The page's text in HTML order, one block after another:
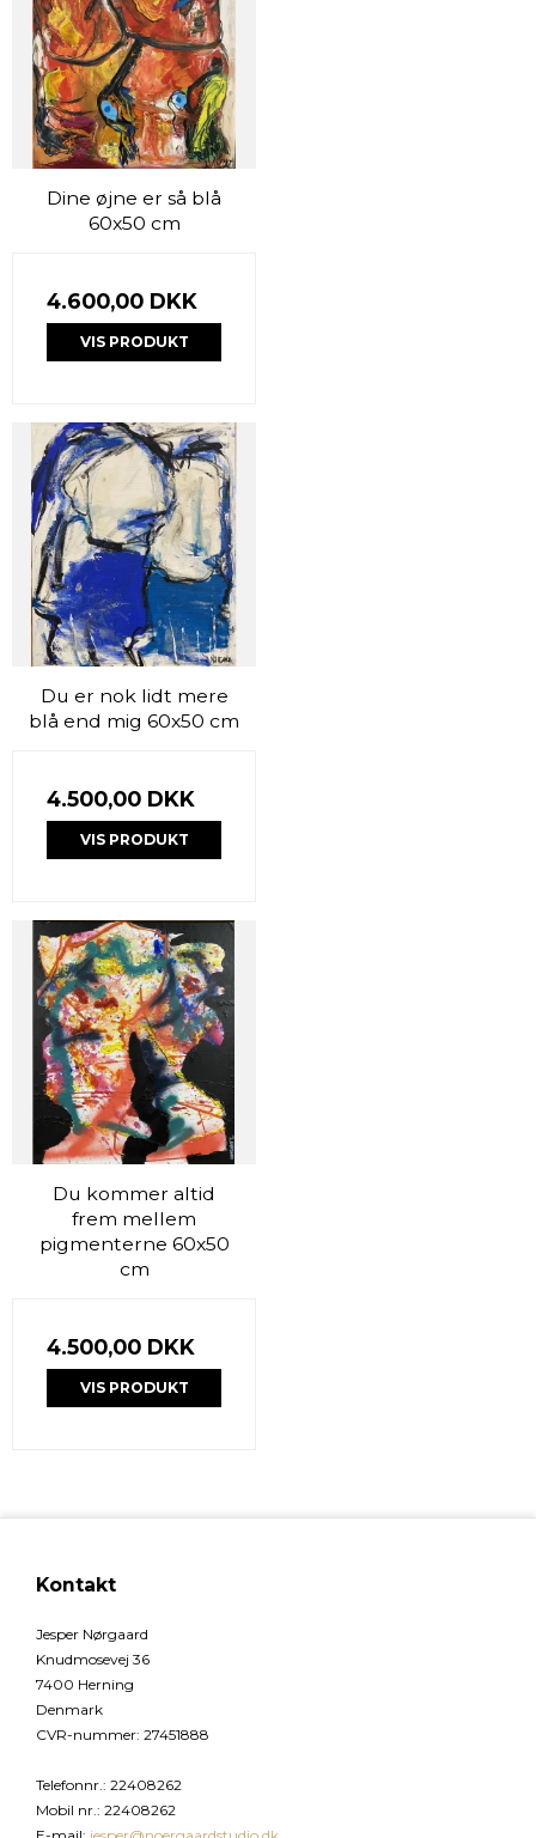
Dine øjne er så blå
60x50 cm
4.600,00 DKK
VIS PRODUKT
Du er nok lidt mere
blå end mig 60x50 cm
4.500,00 DKK
VIS PRODUKT
Du kommer altid
frem mellem
pigmenterne 60x50
cm
4.500,00 DKK
VIS PRODUKT
Kontakt
Jesper Nørgaard
Knudmosevej 36
7400 Herning
Denmark
CVR-nummer: 27451888
Telefonnr.: 22408262
Mobil nr.: 22408262